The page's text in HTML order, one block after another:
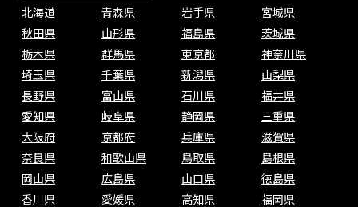
北海道 青森県 岩手県
宮城県
秋田県
山形県 福島県
茨城県
栃木県
群馬県 東京都
神奈川県
埼玉県
千葉県 新潟県
山梨県
長野県
富山県 石川県
福井県
愛知県
岐阜県 静岡県
三重県
大阪府
京都府 兵庫県
滋賀県
奈良県
和歌山県 鳥取県
島根県
岡山県
広島県 山口県
徳島県
香川県
愛媛県 高知県
福岡県